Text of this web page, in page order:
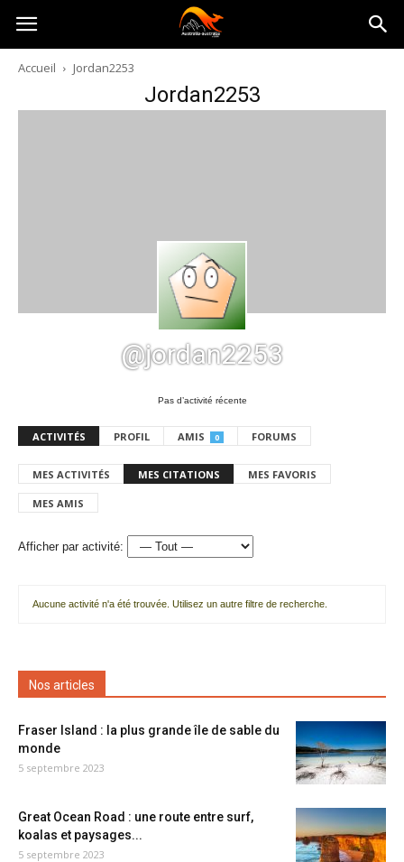
Australia-
australie.com
Accueil Jordan2253
Jordan2253
@jordan2253
Pas d’activité récente
ACTIVITÉS PROFIL AMIS 0 FORUMS
MES ACTIVITÉS MES CITATIONS MES FAVORIS
MES AMIS
Afficher par activité:
Aucune activité n'a été trouvée. Utilisez un autre filtre de recherche.
Nos articles
Fraser Island : la plus grande île de sable du
monde
5 septembre 2023
Great Ocean Road : une route entre surf,
koalas et paysages...
5 septembre 2023